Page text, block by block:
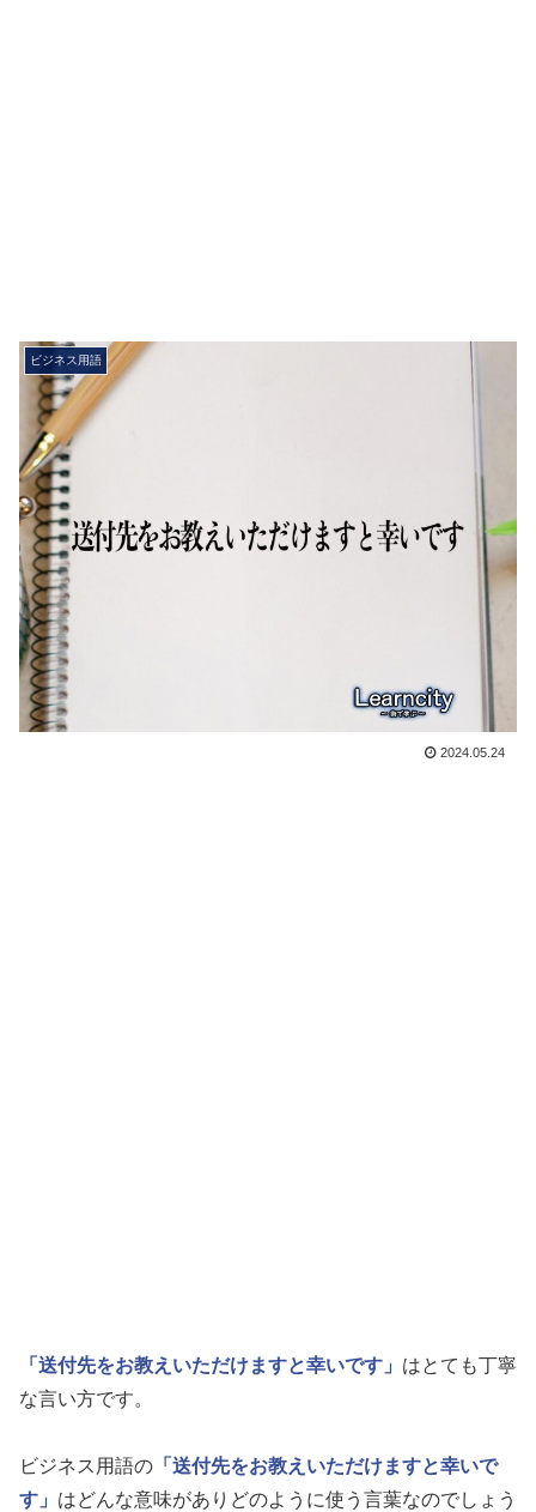
ビジネス用語
2024.05.24
「送付先をお教えいただけますと幸いです」 はとても丁寧
な言い方です。
ビジネス用語の 「送付先をお教えいただけますと幸いで
す」 はどんな意味がありどのように使う言葉なのでしょう